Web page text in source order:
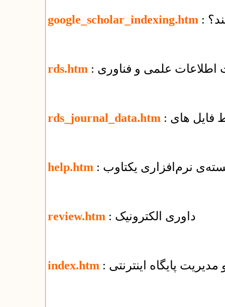
google_scholar_indexing.htm
rds.htm اطلاعات علمی و فناوری
rds_journal_data.htm
help.htm نرم‌افزاری یکتاوب
review.htm : داوری الکترونیک
index.htm پایگاه اینترنتی